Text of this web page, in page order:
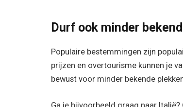
Durf ook minder
Populaire bestemmingen zijn
prijzen en overtourisme kunnen je
bewust voor minder bekende